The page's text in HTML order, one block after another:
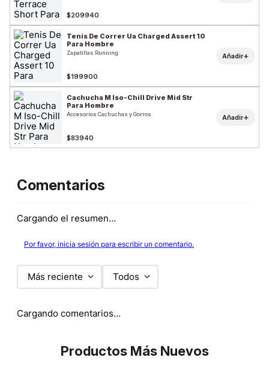
$209940
Tenis De Correr Ua Charged Assert 10
Para Hombre
Zapatillas Running
$199900
Añadir+
Cachucha M Iso-Chill Drive Mid Str
Para Hombre
Accesorios Cachuchas y Gorros
$83940
Añadir+
Comentarios
Cargando el resumen…
Por favor, inicia sesión para escribir un comentario.
Más reciente Todos
Cargando comentarios…
Productos Más Nuevos